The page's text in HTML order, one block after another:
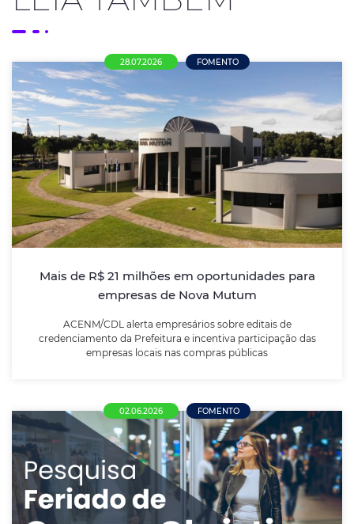
28.07.2026 FOMENTO
Mais de R$ 21 milhões em oportunidades para
empresas de Nova Mutum
ACENM/CDL alerta empresários sobre editais de
credenciamento da Prefeitura e incentiva participação das
empresas locais nas compras públicas
Mais de R$ 21 milhões em oportunidades
para empresas de Nova Mutum
ACENM/CDL alerta empresários sobre editais de
credenciamento da Prefeitura e incentiva
participação das empresas locais nas compras
02.06.2026 FOMENTO
Comércio de Nova Mutum se divide sobre
funcionamento no Corpus Christi; maioria
defende liberdade de decisão ao